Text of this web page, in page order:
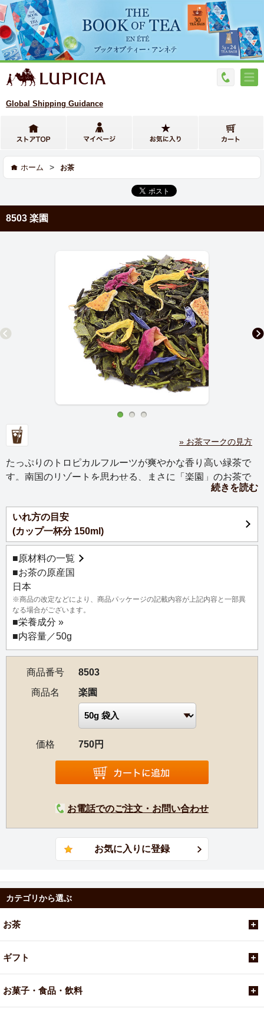
Global Shipping Guidance
ホーム > お茶
8503 楽園
» お茶マークの見方
たっぷりのトロピカルフルーツが爽やかな香り高い緑茶で
す。南国のリゾートを思わせる、まさに「楽園」のお茶で
続きを読む
いれ方の目安
(カップ一杯分 150ml)
■原材料の一覧
■お茶の原産国
日本
※商品の改定などにより、商品パッケージの記載内容が上記内容と一部異
なる場合がございます。
■栄養成分 »
■内容量／50g
商品番号
8503
商品名
楽園
価格 750円
お電話でのご注文・お問い合わせ
カテゴリから選ぶ
お茶
ギフト
お菓子・食品・飲料